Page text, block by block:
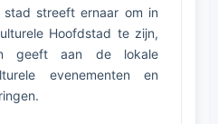
stad streeft ernaar om in
Hoofdstad te zijn,
geeft aan de lokale
evenementen en